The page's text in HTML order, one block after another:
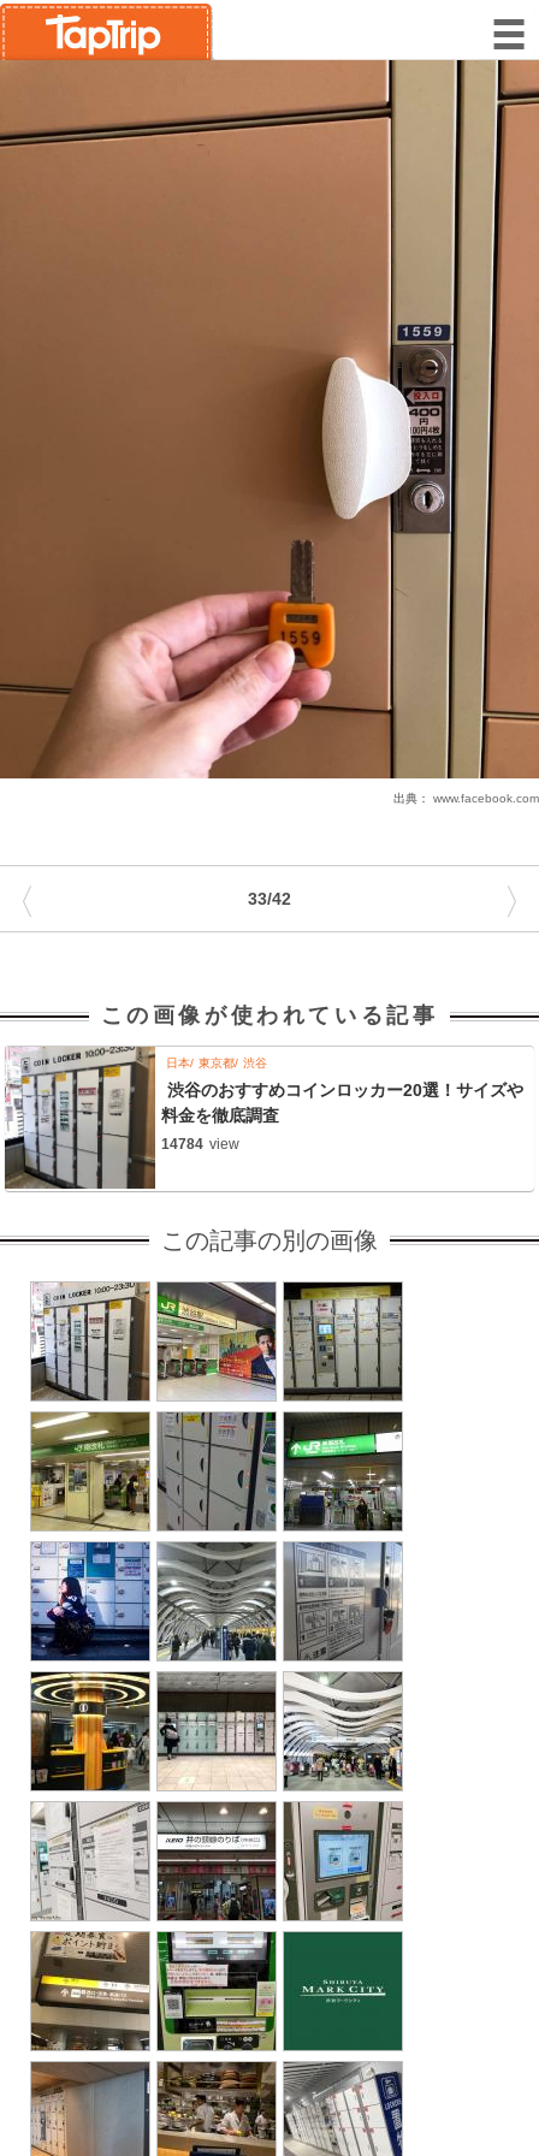
出典： www.facebook.com
33/42
〈 〉
この画像が使われている記事
日本 東京都 渋谷
渋谷のおすすめコインロッカー20選！サイズや
料金を徹底調査
14784 view
この記事の別の画像